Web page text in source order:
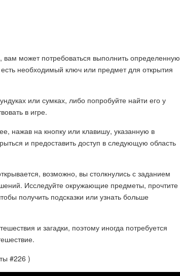
может потребоваться выполнить определенную
необходимый ключ или предмет для открытия
или сумках, либо попробуйте найти его у
в игре.
нажав на кнопку или клавишу, указанную в
и предоставить доступ в следующую область
возможно, вы столкнулись с заданием
Исследуйте окружающие предметы, прочтите
получить подсказки или узнать больше
и загадки, поэтому иногда потребуется
#226 )